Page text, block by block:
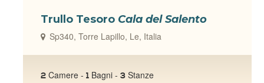
Trullo TesoroCala del Salento
Sp340, Torre Lapillo, Le, Italia
Camere - 1 Bagni - 3 Stanze